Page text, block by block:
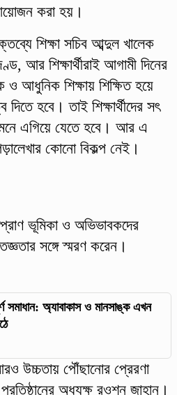
করা হয়।
শিক্ষা সচিব আব্দুল খালেক
আর শিক্ষার্থীরাই আগামী দিনের
আধুনিক শিক্ষায় শিক্ষিত হয়ে
হবে। তাই শিক্ষার্থীদের সৎ
এগিয়ে যেতে হবে। আর এ
কোনো বিকল্প নেই।
ভূমিকা ও অভিভাবকদের
সঙ্গে স্মরণ করেন।
সমাধান: অ্যাবাকাস ও মানসাঙ্ক এখন
উচ্চতায় পৌঁছানোর প্রেরণা
অধ্যক্ষ রওশন জাহান।